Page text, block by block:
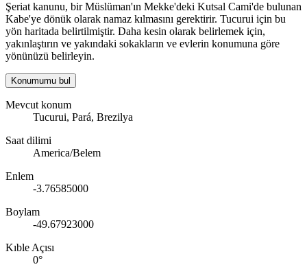
Şeriat kanunu, bir Müslüman'ın Mekke'deki Kutsal Cami'de bulunan
Kabe'ye dönük olarak namaz kılmasını gerektirir. Tucurui için bu
yön haritada belirtilmiştir. Daha kesin olarak belirlemek için,
yakınlaştırın ve yakındaki sokakların ve evlerin konumuna göre
yönünüzü belirleyin.
Konumumu bul
Mevcut konum
Tucurui, Pará, Brezilya
Saat dilimi
America/Belem
Enlem
-3.76585000
Boylam
-49.67923000
Kıble Açısı
0°